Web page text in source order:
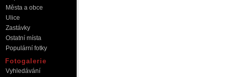
Města a obce
Ulice
Zastávky
Ostatní místa
Populární fotky
Fotogalerie
Vyhledávání